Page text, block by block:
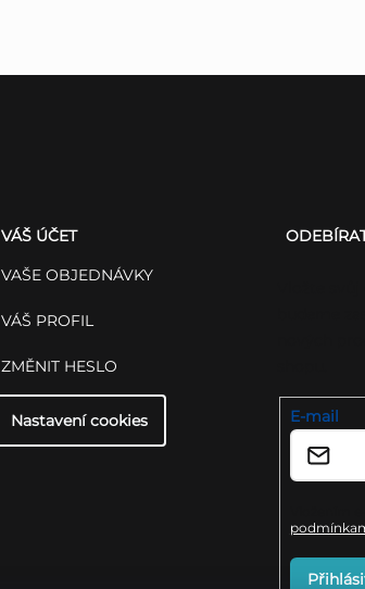
VÁŠ ÚČET
VAŠE OBJEDNÁVKY
VÁŠ PROFIL
ZMĚNIT HESLO
Nastavení cookies E-mail